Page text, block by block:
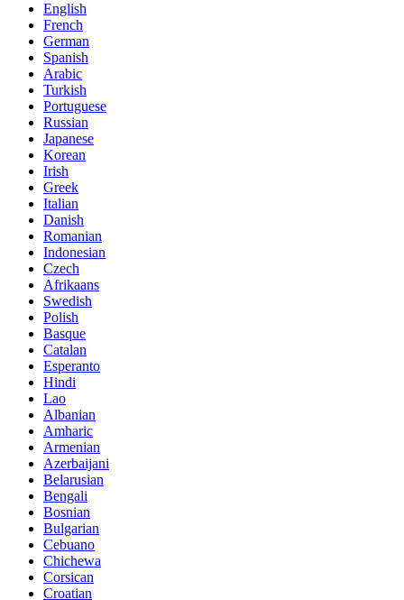
English
French
German
Spanish
Arabic
Turkish
Portuguese
Russian
Japanese
Korean
Irish
Greek
Italian
Danish
Romanian
Indonesian
Czech
Afrikaans
Swedish
Polish
Basque
Catalan
Esperanto
Hindi
Lao
Albanian
Amharic
Armenian
Azerbaijani
Belarusian
Bengali
Bosnian
Bulgarian
Cebuano
Chichewa
Corsican
Croatian